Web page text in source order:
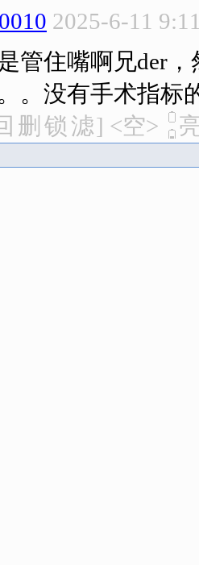
2025-6-11
管住嘴啊兄der
。没有手术指标
删 锁 滤] <空>